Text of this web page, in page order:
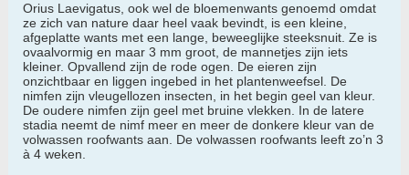
Orius Laevigatus, ook wel de bloemenwants genoemd omdat
ze zich van nature daar heel vaak bevindt, is een kleine,
afgeplatte wants met een lange, beweeglijke steeksnuit. Ze is
ovaalvormig en maar 3 mm groot, de mannetjes zijn iets
kleiner. Opvallend zijn de rode ogen. De eieren zijn
onzichtbaar en liggen ingebed in het plantenweefsel. De
nimfen zijn vleugellozen insecten, in het begin geel van kleur.
De oudere nimfen zijn geel met bruine vlekken. In de latere
stadia neemt de nimf meer en meer de donkere kleur van de
volwassen roofwants aan. De volwassen roofwants leeft zo’n 3
à 4 weken.